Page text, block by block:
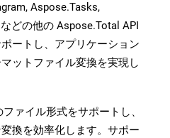
Aspose.Tasks,
どの他の Aspose.Total API
ートし、アプリケーション
ットファイル変換を実現し
ァイル形式をサポートし、
換を効率化します。サポー